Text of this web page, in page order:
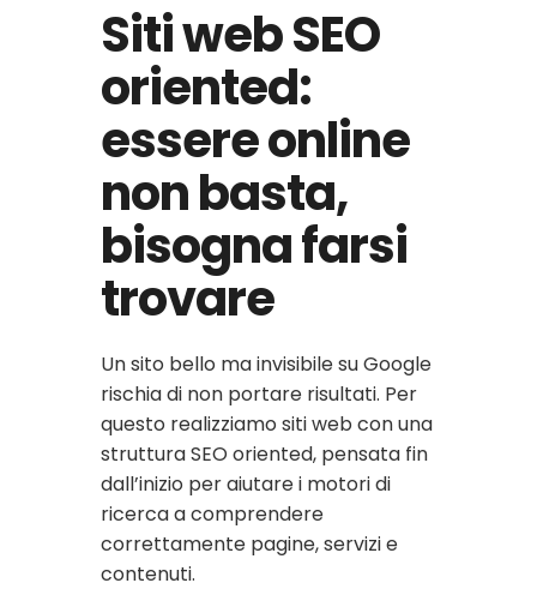
Siti web SEO
oriented:
essere online
non basta,
bisogna farsi
trovare
Un sito bello ma invisibile su Google
rischia di non portare risultati. Per
questo realizziamo siti web con una
struttura SEO oriented, pensata fin
dall’inizio per aiutare i motori di
ricerca a comprendere
correttamente pagine, servizi e
contenuti.